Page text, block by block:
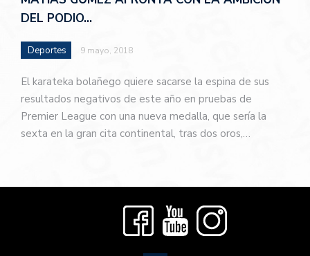
DEL PODIO…
Deportes 9 mayo, 2018
El karateka bolañego quiere sacarse la espina de sus
resultados negativos de este año en pruebas de
Premier League con una nueva medalla, que sería la
sexta en la gran cita continental, tras dos oros,…